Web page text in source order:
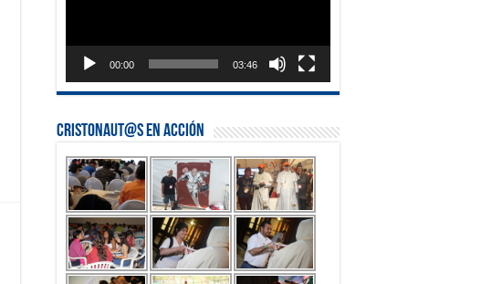
00:00 03:46
Cristonaut@s en Acción